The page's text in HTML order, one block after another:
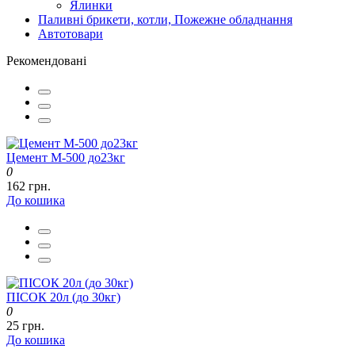
Ялинки
Паливні брикети, котли, Пожежне обладнання
Автотовари
Рекомендовані
Цемент М-500 до23кг
0
162 грн.
До кошика
ПІСОК 20л (до 30кг)
0
25 грн.
До кошика